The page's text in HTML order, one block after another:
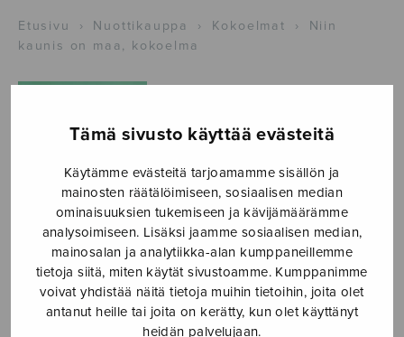
Tämä sivusto käyttää evästeitä
Käytämme evästeitä tarjoamamme sisällön ja
mainosten räätälöimiseen, sosiaalisen median
ominaisuuksien tukemiseen ja kävijämäärämme
analysoimiseen. Lisäksi jaamme sosiaalisen median,
mainosalan ja analytiikka-alan kumppaneillemme
tietoja siitä, miten käytät sivustoamme. Kumppanimme
voivat yhdistää näitä tietoja muihin tietoihin, joita olet
antanut heille tai joita on kerätty, kun olet käyttänyt
heidän palvelujaan.
Etusivu › Nuottikauppa › Kokoelmat ›
Niin
kaunis on maa, kokoelma
Niin kaunis on